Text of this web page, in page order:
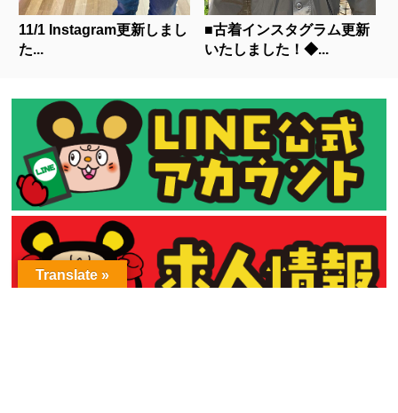
11/1 Instagram更新しまし
た...
■古着インスタグラム更新
いたしました！◆...
Translate »